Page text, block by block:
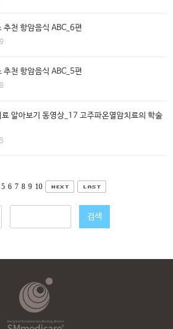
추천 항암음식 ABC_6편
추천 항암음식 ABC_5편
알아보기 동영상_17 고주파온열암치료의 학술
5 6 7 8 9 10
검색